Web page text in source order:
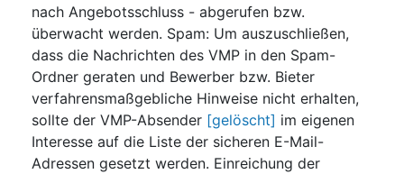
nach Angebotsschluss - abgerufen bzw.
überwacht werden. Spam: Um auszuschließen,
dass die Nachrichten des VMP in den Spam-
Ordner geraten und Bewerber bzw. Bieter
verfahrensmaßgebliche Hinweise nicht erhalten,
sollte der VMP-Absender [gelöscht] im eigenen
Interesse auf die Liste der sicheren E-Mail-
Adressen gesetzt werden. Einreichung der